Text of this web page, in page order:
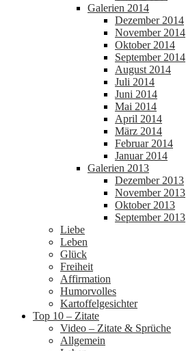
Galerien 2014
Dezember 2014
November 2014
Oktober 2014
September 2014
August 2014
Juli 2014
Juni 2014
Mai 2014
April 2014
März 2014
Februar 2014
Januar 2014
Galerien 2013
Dezember 2013
November 2013
Oktober 2013
September 2013
Liebe
Leben
Glück
Freiheit
Affirmation
Humorvolles
Kartoffelgesichter
Top 10 – Zitate
Video – Zitate & Sprüche
Allgemein